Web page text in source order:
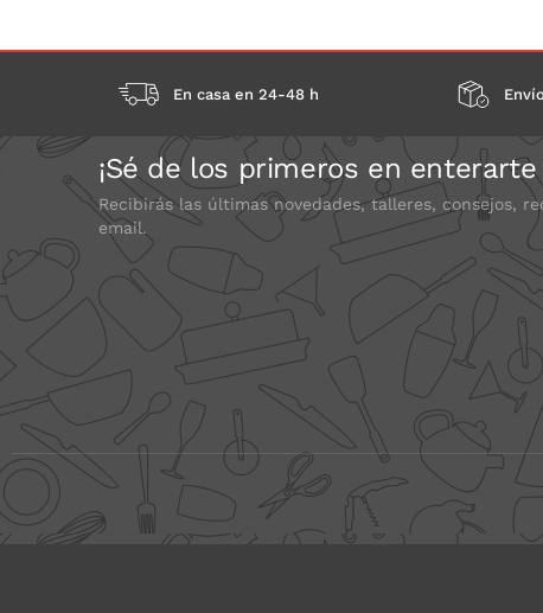
En casa en 24-48 h
¡Sé de los primeros en
Recibirás las últimas novedades, talleres, consejos,
email.